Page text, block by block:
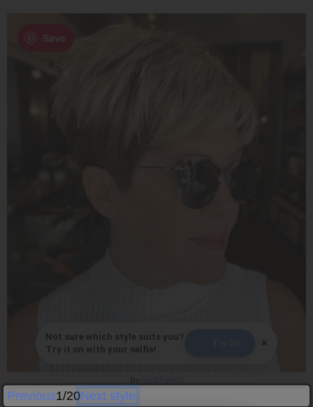
Save
Not sure which style suits you?
Try it on with your selfie!
×
By
Previous1/20Next style